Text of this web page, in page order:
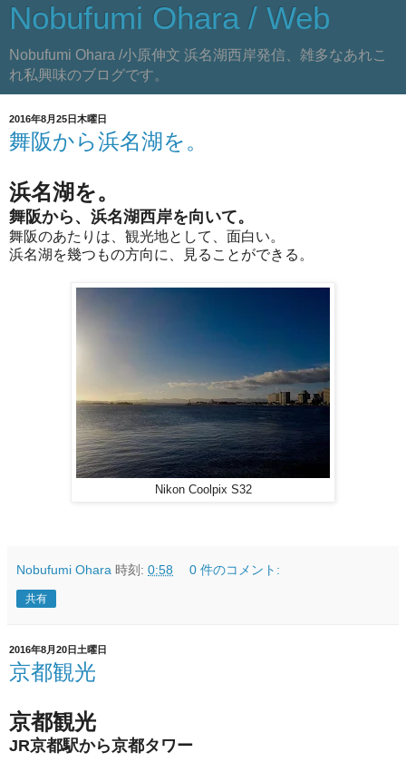
Nobufumi Ohara / Web
Nobufumi Ohara /小原伸文 浜名湖西岸発信、雑多なあれこ
れ私興味のブログです。
2016年8月25日木曜日
舞阪から浜名湖を。
浜名湖を。
舞阪から、浜名湖西岸を向いて。
舞阪のあたりは、観光地として、面白い。
浜名湖を幾つもの方向に、見ることができる。
Nikon Coolpix S32
Nobufumi Ohara 時刻: 0:58 0 件のコメント:
共有
2016年8月20日土曜日
京都観光
京都観光
JR京都駅から京都タワー